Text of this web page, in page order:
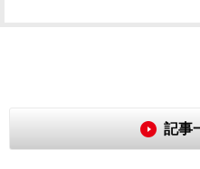
記事